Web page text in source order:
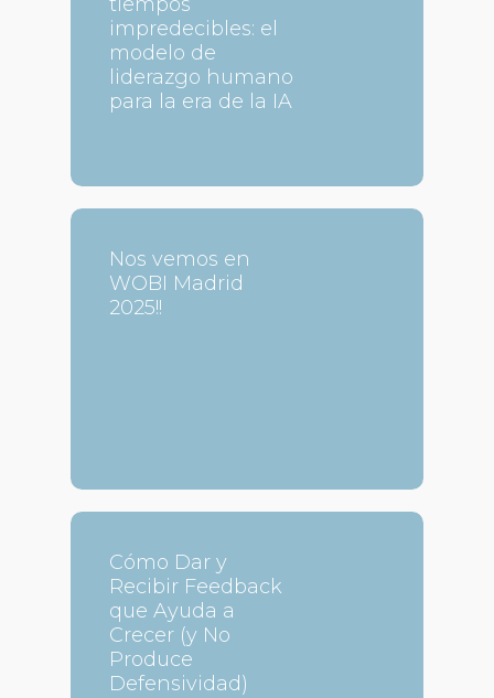
tiempos
impredecibles: el
modelo de
liderazgo humano
para la era de la IA
Nos vemos en
WOBI Madrid
2025!!
Cómo Dar y
Recibir Feedback
que Ayuda a
Crecer (y No
Produce
Defensividad)